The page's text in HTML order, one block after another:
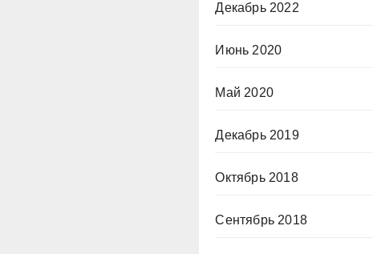
Декабрь 2022
Июнь 2020
Май 2020
Декабрь 2019
Октябрь 2018
Сентябрь 2018